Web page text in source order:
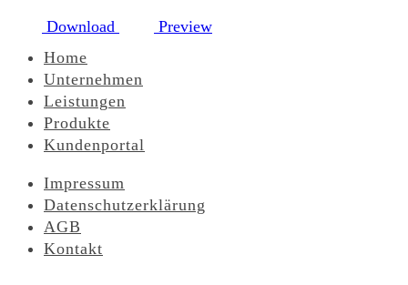
Download
Preview
Home
Unternehmen
Leistungen
Produkte
Kundenportal
Impressum
Datenschutzerklärung
AGB
Kontakt